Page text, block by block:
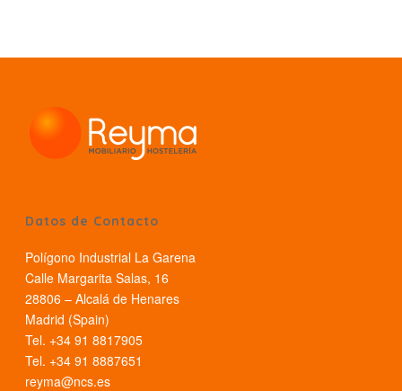
Datos de Contacto
Polígono Industrial La Garena
Calle Margarita Salas, 16
28806 – Alcalá de Henares
Madrid (Spain)
Tel. +34 91 8817905
Tel. +34 91 8887651
reyma@ncs.es